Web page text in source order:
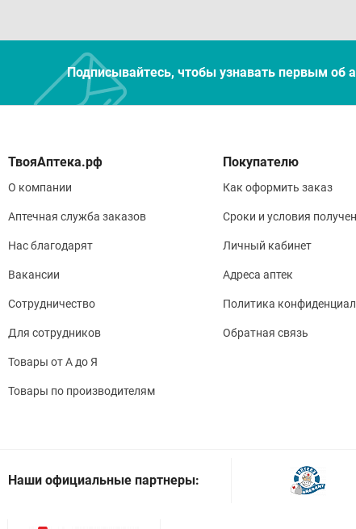
Подписывайтесь, чтобы узнавать первым об
О компании
Аптечная служба заказов
Нас благодарят
Вакансии
Сотрудничество
Для сотрудников
Товары от А до Я
Товары по производителям
Покупателю
Как оформить заказ
Сроки и условия
Личный кабинет
Адреса аптек
Политика
Обратная связь
Наши официальные партнеры: